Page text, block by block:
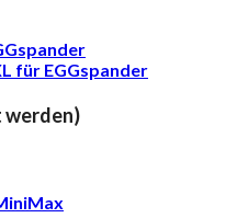
für EGGspander